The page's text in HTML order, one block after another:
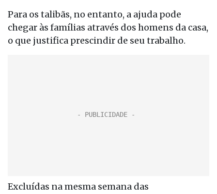
Para os talibãs, no entanto, a ajuda pode
chegar às famílias através dos homens da casa,
o que justifica prescindir de seu trabalho.
Excluídas na mesma semana das